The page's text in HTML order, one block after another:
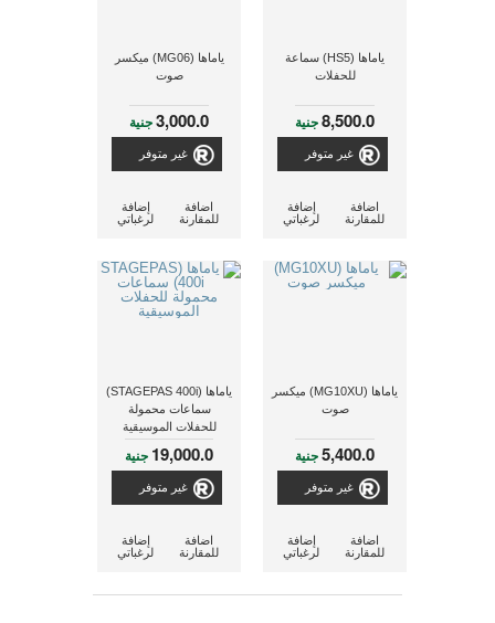
ياماها (HS5) سماعة
للحفلات
8,500.0جنية
غير متوفر
إضافة
لرغباتي
اضافة
للمقارنة
ياماها (MG06) ميكسر
صوت
3,000.0جنية
غير متوفر
إضافة
لرغباتي
اضافة
للمقارنة
ياماها (MG10XU) ميكسر
صوت
5,400.0جنية
غير متوفر
إضافة
لرغباتي
اضافة
للمقارنة
ياماها (STAGEPAS 400i)
سماعات محمولة
للحفلات الموسيقية
19,000.0 جنية
غير متوفر
إضافة
لرغباتي
اضافة
للمقارنة